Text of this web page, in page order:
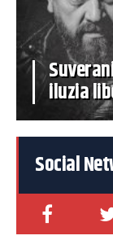
iluzia
Social